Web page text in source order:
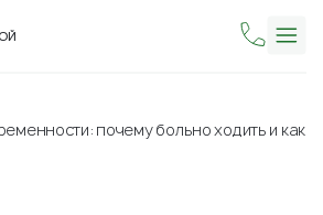
почему больно ходить и как